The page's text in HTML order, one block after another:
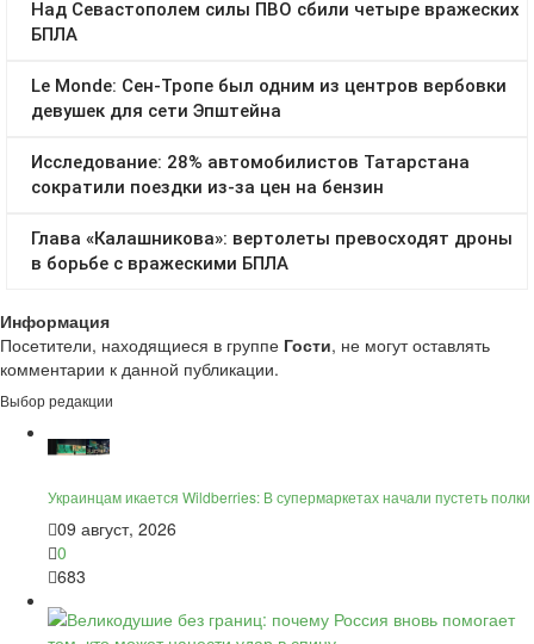
Информация
Посетители, находящиеся в группе Гости, не могут оставлять
комментарии к данной публикации.
Выбор редакции
Украинцам икается Wildberries: В супермаркетах начали пустеть полки
09 август, 2026
0
683